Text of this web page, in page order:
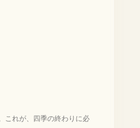
これが、四季の終わりに必